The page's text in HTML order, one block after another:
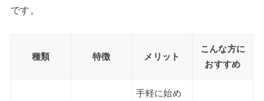
です。
種類 特徴 メリット
こんな方に
おすすめ
手軽に始め